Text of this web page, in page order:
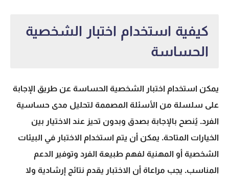
كيفية استخدام اختبار الشخصية
الحساسة
يمكن استخدام اختبار الشخصية الحساسة عن طريق الإجابة
على سلسلة من الأسئلة المصممة لتحليل مدى حساسية
الفرد. يُنصح بالإجابة بصدق وبدون تحيز عند الاختيار بين
الخيارات المتاحة. يمكن أن يتم استخدام الاختبار في البيئات
الشخصية أو المهنية لفهم طبيعة الفرد وتوفير الدعم
المناسب. يجب مراعاة أن الاختبار يقدم نتائج إرشادية ولا